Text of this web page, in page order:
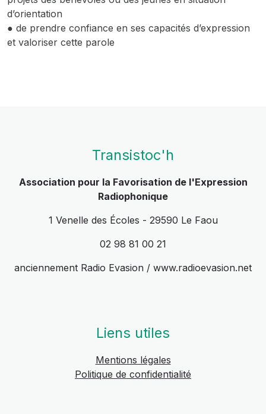
d’orientation
● de prendre confiance en ses capacités d’expression
et valoriser cette parole
Transistoc'h
Association pour la Favorisation de l'Expression
Radiophonique
1 Venelle des Écoles - 29590 Le Faou
02 98 81 00 21
anciennement Radio Evasion / www.radioevasion.net
Liens utiles
Mentions légales
Politique de confidentialité